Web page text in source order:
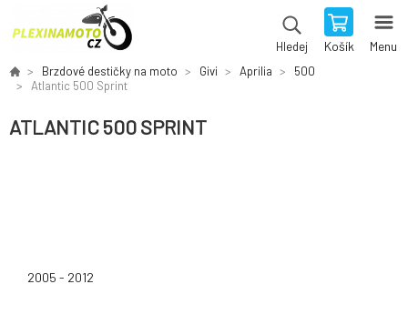
Hledej Košík Menu
Brzdové destičky na moto Givi Aprilia
500
Atlantic 500 Sprint
ATLANTIC 500 SPRINT
2005 - 2012